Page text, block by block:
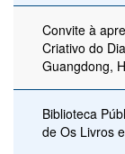
Convite à
Criativo do
Guangdong,
Biblioteca
de Os Livros